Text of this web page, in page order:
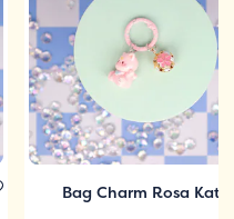
Bag Charm Rosa Katt